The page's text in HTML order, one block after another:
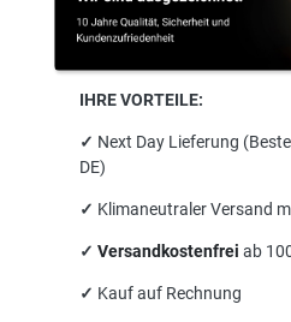
IHRE VORTEILE:
✓ Next Day Lieferung
DE)
✓ Klimaneutraler Versand
✓ Versandkostenfrei ab
✓ Kauf auf Rechnung